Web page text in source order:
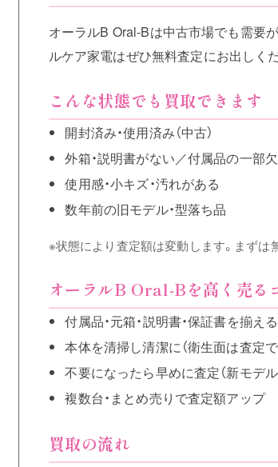
オーラルB Oral-Bは中古市場でも需要
ルケア家電はぜひ無料査定にお出しくだ
こんな状態でも買取できます
開封済み・使用済み（中古）
外箱・説明書がない／付属品の一部
使用感・小キズ・汚れがある
数年前の旧モデル・型落ち品
※状態により査定額は変動します。まずは
オーラルB Oral-Bを高く売る
付属品・元箱・説明書・保証書を揃える
本体を清掃し清潔に（衛生面は査定で
不要になったら早めに査定（新モデ
複数台・まとめ売りで査定額アップ
買取の流れ